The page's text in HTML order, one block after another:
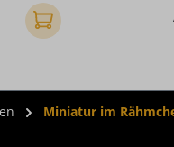
In den Warenkorb
Miniatur im